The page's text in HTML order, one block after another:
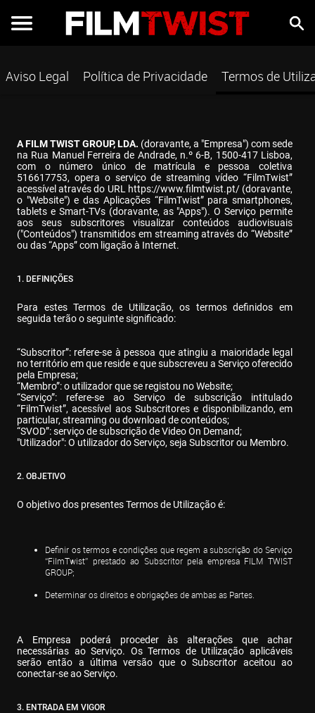
Aviso Legal Política de Privacidade Termos de
A FILM TWIST GROUP, LDA. (doravante, a "Empresa") com sede
na Rua Manuel Ferreira de Andrade, n.º 6-B, 1500-417 Lisboa,
com o número único de matrícula e pessoa coletiva
516617753, opera o serviço de streaming vídeo “FilmTwist”
acessível através do URL
https://www.filmtwist.pt/ (doravante,
o "Website") e das Aplicações “FilmTwist” para smartphones,
tablets e Smart-TVs (doravante, as "Apps"). O Serviço permite
aos seus subscritores visualizar conteúdos audiovisuais
("Conteúdos") transmitidos em streaming através do “Website”
ou das “Apps” com ligação à Internet.
1. DEFINIÇÕES
Para estes Termos de Utilização, os termos definidos em
seguida terão o seguinte significado:
“Subscritor”: refere-se à pessoa que atingiu a maioridade legal
no território em que reside e que subscreveu a Serviço oferecido
pela Empresa;
“Membro”: o utilizador que se registou no Website;
“Serviço”: refere-se ao Serviço de subscrição intitulado
“FilmTwist”, acessível aos Subscritores e disponibilizando, em
particular, streaming ou download de conteúdos;
“SVOD”: serviço de subscrição de Video On Demand;
"Utilizador": O utilizador do Serviço, seja Subscritor ou Membro.
2. OBJETIVO
O objetivo dos presentes Termos de Utilização é:
Definir os termos e condições que regem a subscrição do Serviço
“FilmTwist” prestado ao Subscritor pela empresa FILM TWIST
GROUP;
Determinar os direitos e obrigações de ambas as Partes.
A Empresa poderá proceder às alterações que achar
necessárias ao Serviço. Os Termos de Utilização aplicáveis
serão então a última versão que o Subscritor aceitou ao
conectar-se ao Serviço.
3. ENTRADA EM VIGOR